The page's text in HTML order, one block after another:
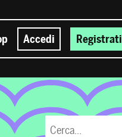
Accedi Registrati